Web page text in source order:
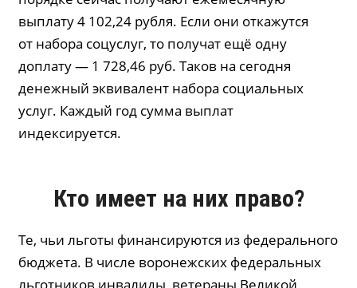
выплату 4 102,24 рубля. Если они откажутся
от набора соцуслуг, то получат ещё одну
доплату — 1 728,46 руб. Таков на сегодня
денежный эквивалент набора социальных
услуг. Каждый год сумма выплат
индексируется.
Кто имеет на них право?
Те, чьи льготы финансируются из федерального
бюджета. В числе воронежских федеральных